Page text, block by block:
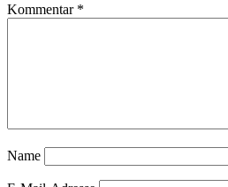
Kommentar *
Name